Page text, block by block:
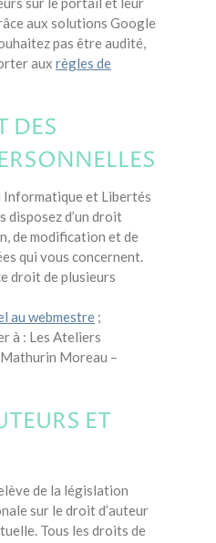
aux solutions Google
pas être audité,
aux règles de
DES
Informatique et Libertés
disposez d’un droit
de modification et de
qui vous concernent.
droit de plusieurs
au webmestre ;
à : Les Ateliers
Moreau –
ET
de la législation
sur le droit d’auteur
Tous les droits de